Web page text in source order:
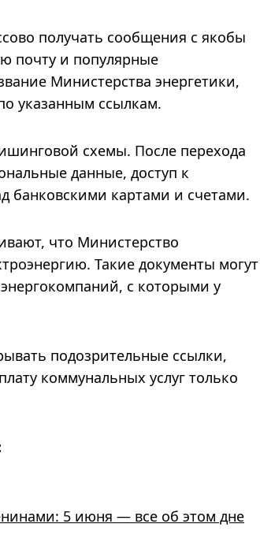
получать сообщения с якобы
почту и популярные
Министерства энергетики,
указанным ссылкам.
схемы. После перехода
данные, доступ к
банковскими картами и счетами.
что Министерство
Такие документы могут
с которыми у
подозрительные ссылки,
коммунальных услуг только
5 июня — все об этом дне